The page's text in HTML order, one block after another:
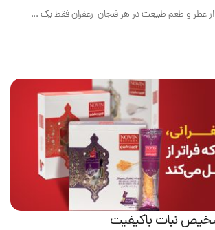
از عطر و طعم طبیعت در هر فنجان زعفران فقط یک ...
نبات باکیفیت